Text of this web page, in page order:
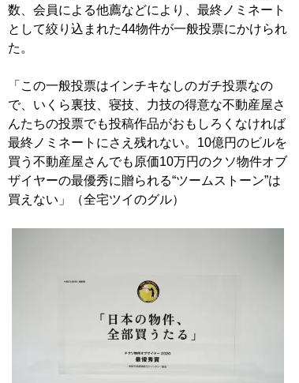
数、会員による他薦などにより、最終ノミネート
として絞り込まれた44物件が一般投票にかけられ
た。
「この一般投票はインチキなしのガチ投票なの
で、いくら裏技、寝技、力技の得意な不動産屋さ
んたちの投票でも投稿作品がおもしろくなければ
最終ノミネートにさえ残れない。10億円のビルを
買う不動産屋さんでも原価10万円のクソ物件オブ
ザイヤーの最優秀に贈られる“ツームストーン”は
買えない」（全宅ツイのグル）